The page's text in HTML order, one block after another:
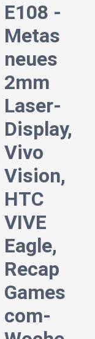
E108 -
Metas
neues
2mm
Laser-
Display,
Vivo
Vision,
HTC
VIVE
Eagle,
Recap
Games
com-